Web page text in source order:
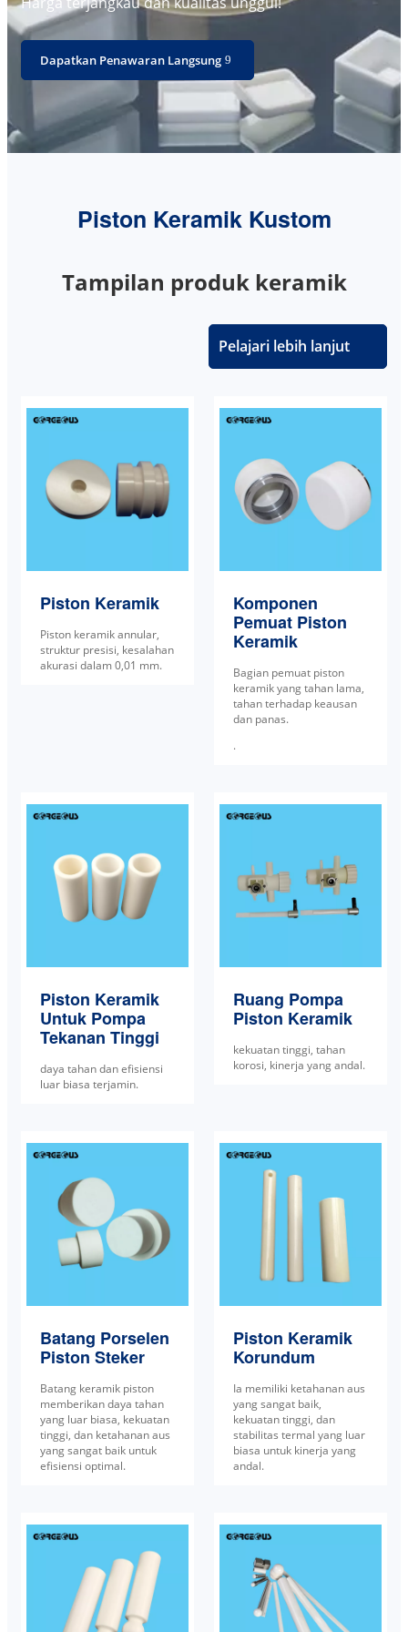
Dapatkan Penawaran Langsung
Piston Keramik Kustom
Tampilan produk keramik
Pelajari lebih lanjut
Piston Keramik
Piston keramik annular,
struktur presisi, kesalahan
akurasi dalam 0,01 mm.
Komponen
Pemuat Piston
Keramik
Bagian pemuat piston
keramik yang tahan lama,
tahan terhadap keausan
dan panas.
.
Piston Keramik
Untuk Pompa
Tekanan Tinggi
daya tahan dan efisiensi
luar biasa terjamin.
Ruang Pompa
Piston Keramik
kekuatan tinggi, tahan
korosi, kinerja yang andal.
Batang Porselen
Piston Steker
Batang keramik piston
memberikan daya tahan
yang luar biasa, kekuatan
tinggi, dan ketahanan aus
yang sangat baik untuk
efisiensi optimal.
Piston Keramik
Korundum
Ia memiliki ketahanan aus
yang sangat baik,
kekuatan tinggi, dan
stabilitas termal yang luar
biasa untuk kinerja yang
andal.